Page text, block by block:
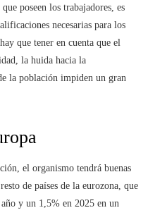
poseen los trabajadores, es
necesarias para los
que tener en cuenta que el
la huida hacia la
la población impiden un gran
el organismo tendrá buenas
de países de la eurozona, que
y un 1,5% en 2025 en un